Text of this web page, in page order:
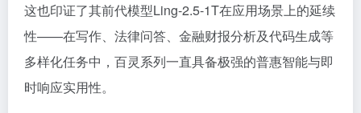
这也印证了其前代模型Ling-2.5-1T在应用场景上的延续
性——在写作、法律问答、金融财报分析及代码生成等
多样化任务中，百灵系列一直具备极强的普惠智能与即
时响应实用性。